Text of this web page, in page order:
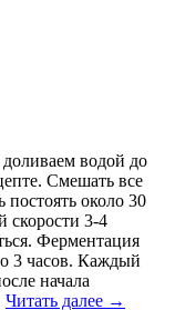
водой до
Смешать все
около 30
скорости 3-4
Ферментация
3 часов. Каждый
начала
Читать далее →